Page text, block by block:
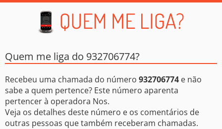
Quem me liga do 932706774?
Recebeu uma chamada do número 932706774 e não
sabe a quem pertence? Este número aparenta
pertencer à operadora Nos.
Veja os detalhes deste número e os comentários de
outras pessoas que também receberam chamadas.